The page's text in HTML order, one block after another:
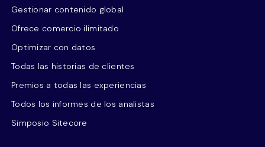
Gestionar contenido global
Ofrece comercio ilimitado
Optimizar con datos
Todas las historias de clientes
Premios a todas las experiencias
Todos los informes de los analistas
Simposio Sitecore